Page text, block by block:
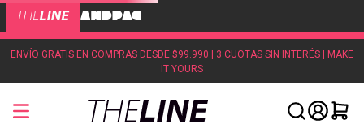
ENVÍO GRATIS EN COMPRAS DESDE $99.990 | 3 CUOTAS SIN INTERÉS | MAKE
IT YOURS